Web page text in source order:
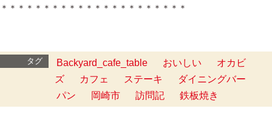
＊＊＊＊＊＊＊＊＊＊＊＊＊＊＊＊＊＊＊＊＊＊
タグ Backyard_cafe_table おいしい
オカビ
ズ
カフェ ステーキ
ダイニングバー
パン
岡崎市 訪問記 鉄板焼き